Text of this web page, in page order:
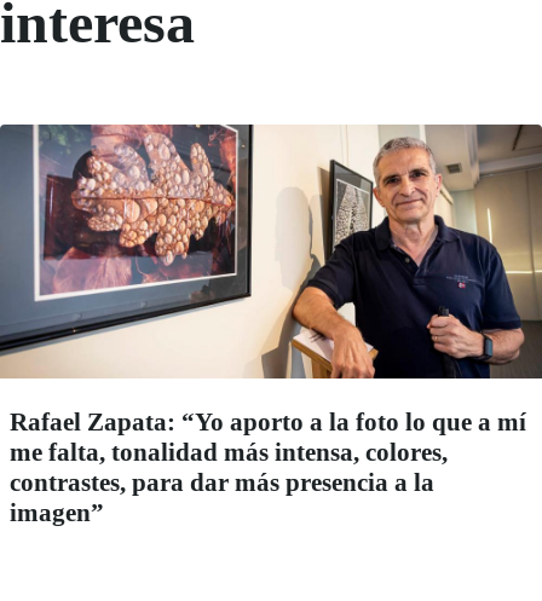
interesa
Rafael Zapata: “Yo aporto a la foto lo que a mí
me falta, tonalidad más intensa, colores,
contrastes, para dar más presencia a la
imagen”